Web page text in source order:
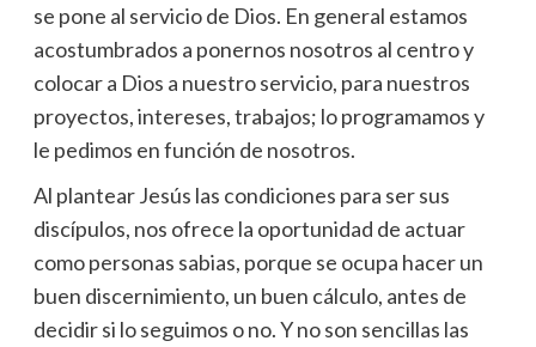
se pone al servicio de Dios. En general estamos
acostumbrados a ponernos nosotros al centro y
colocar a Dios a nuestro servicio, para nuestros
proyectos, intereses, trabajos; lo programamos y
le pedimos en función de nosotros.
Al plantear Jesús las condiciones para ser sus
discípulos, nos ofrece la oportunidad de actuar
como personas sabias, porque se ocupa hacer un
buen discernimiento, un buen cálculo, antes de
decidir si lo seguimos o no. Y no son sencillas las